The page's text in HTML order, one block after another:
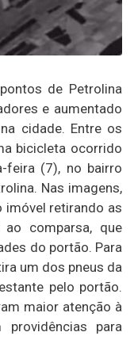
de Petrolina
e aumentado
cidade. Entre os
bicicleta ocorrido
feira (7), no bairro
Nas imagens,
imóvel retirando as
comparsa, que
do portão. Para
um dos pneus da
pelo portão.
maior atenção à
para